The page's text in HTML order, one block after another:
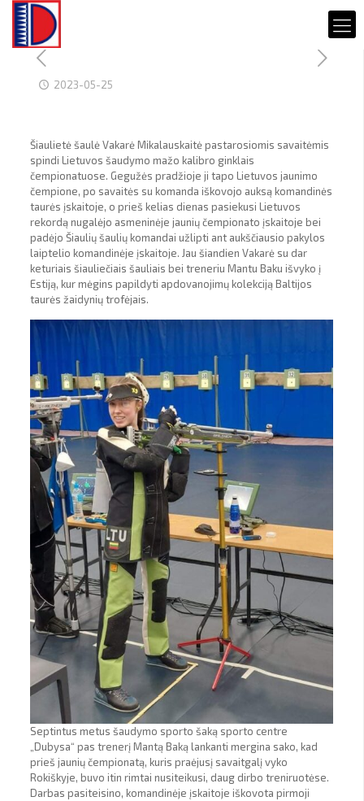
2023-05-25
Šiaulietė šaulė Vakarė Mikalauskaitė pastarosiomis savaitėmis
spindi Lietuvos šaudymo mažo kalibro ginklais
čempionatuose. Gegužės pradžioje ji tapo Lietuvos jaunimo
čempione, po savaitės su komanda iškovojo auksą komandinės
taurės įskaitoje, o prieš kelias dienas pasiekusi Lietuvos
rekordą nugalėjo asmeninėje jaunių čempionato įskaitoje bei
padėjo Šiaulių šaulių komandai užlipti ant aukščiausio pakylos
laiptelio komandinėje įskaitoje. Jau šiandien Vakarė su dar
keturiais šiauliečiais šauliais bei treneriu Mantu Baku išvyko į
Estiją, kur mėgins papildyti apdovanojimų kolekciją Baltijos
taurės žaidynių trofėjais.
Septintus metus šaudymo sporto šaką sporto centre
„Dubysa“ pas trenerį Mantą Baką lankanti mergina sako, kad
prieš jaunių čempionatą, kuris praėjusį savaitgalį vyko
Rokiškyje, buvo itin rimtai nusiteikusi, daug dirbo treniruotėse.
Darbas pasiteisino, komandinėje įskaitoje iškovota pirmoji